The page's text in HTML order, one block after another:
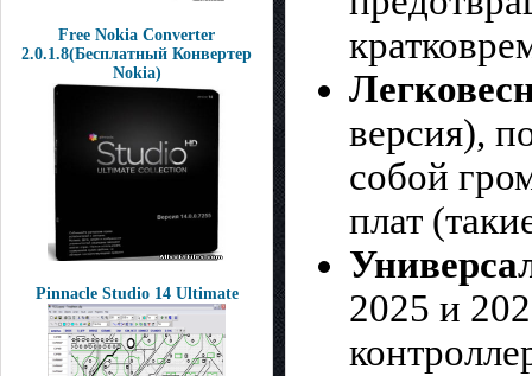
Free Nokia Converter
2.0.1.8(Бесплатный Конвертер
Nokia)
Pinnacle Studio 14 Ultimate
версия),
собой
плат
2025 и